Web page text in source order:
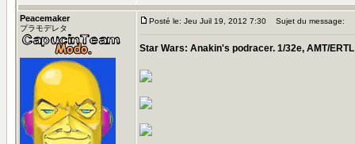
Peacemaker
プラモデレタ
Posté le: Jeu Juil 19, 2012 7:30 Sujet du message:
Star Wars: Anakin's podracer. 1/32e, AMT/